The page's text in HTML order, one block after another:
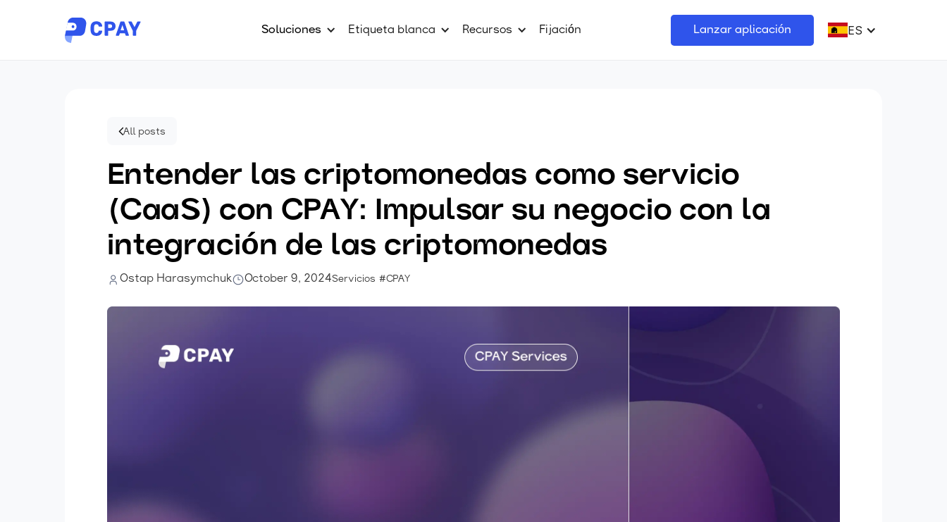
Soluciones Etiqueta blanca Recursos Fijación Lanzar aplicación ES
All posts
Entender las criptomonedas como servicio
(CaaS) con CPAY: Impulsar su negocio con la
integración de las criptomonedas
Ostap Harasymchuk October 9, 2024Servicios #CPAY